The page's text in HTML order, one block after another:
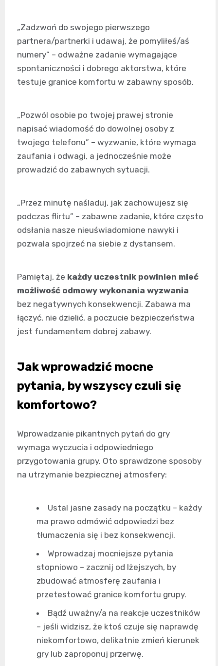
„Zadzwoń do swojego pierwszego
partnera/partnerki i udawaj, że pomyliłeś/aś
numery” – odważne zadanie wymagające
spontaniczności i dobrego aktorstwa, które
testuje granice komfortu w zabawny sposób.
„Pozwól osobie po twojej prawej stronie
napisać wiadomość do dowolnej osoby z
twojego telefonu” – wyzwanie, które wymaga
zaufania i odwagi, a jednocześnie może
prowadzić do zabawnych sytuacji.
„Przez minutę naśladuj, jak zachowujesz się
podczas flirtu” – zabawne zadanie, które często
odsłania nasze nieuświadomione nawyki i
pozwala spojrzeć na siebie z dystansem.
Pamiętaj, że każdy uczestnik powinien mieć
możliwość odmowy wykonania wyzwania
bez negatywnych konsekwencji. Zabawa ma
łączyć, nie dzielić, a poczucie bezpieczeństwa
jest fundamentem dobrej zabawy.
Jak wprowadzić mocne
pytania, by wszyscy czuli się
komfortowo?
Wprowadzanie pikantnych pytań do gry
wymaga wyczucia i odpowiedniego
przygotowania grupy. Oto sprawdzone sposoby
na utrzymanie bezpiecznej atmosfery:
Ustal jasne zasady na początku – każdy
ma prawo odmówić odpowiedzi bez
tłumaczenia się i bez konsekwencji.
Wprowadzaj mocniejsze pytania
stopniowo – zacznij od lżejszych, by
zbudować atmosferę zaufania i
przetestować granice komfortu grupy.
Bądź uważny/a na reakcje uczestników
– jeśli widzisz, że ktoś czuje się naprawdę
niekomfortowo, delikatnie zmień kierunek
gry lub zaproponuj przerwę.